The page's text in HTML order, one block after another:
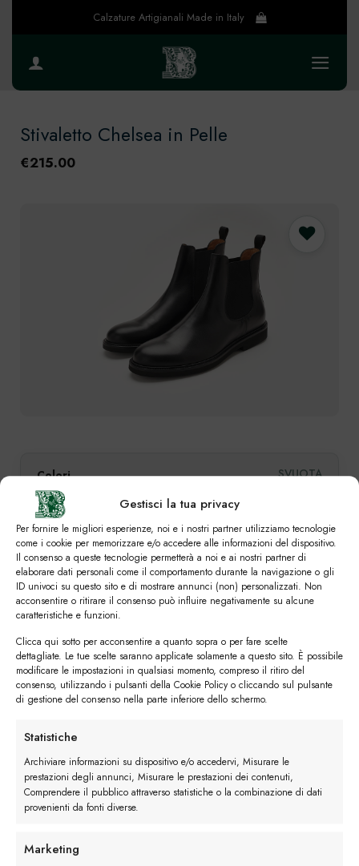
Gestisci la tua privacy
Per fornire le migliori esperienze, noi e i nostri partner utilizziamo tecnologie
come i cookie per memorizzare e/o accedere alle informazioni del dispositivo.
Il consenso a queste tecnologie permetterà a noi e ai nostri partner di
elaborare dati personali come il comportamento durante la navigazione o gli
ID univoci su questo sito e di mostrare annunci (non) personalizzati. Non
acconsentire o ritirare il consenso può influire negativamente su alcune
caratteristiche e funzioni.
Clicca qui sotto per acconsentire a quanto sopra o per fare scelte
dettagliate. Le tue scelte saranno applicate solamente a questo sito. È possibile
modificare le impostazioni in qualsiasi momento, compreso il ritiro del
consenso, utilizzando i pulsanti della Cookie Policy o cliccando sul pulsante
di gestione del consenso nella parte inferiore dello schermo.
Statistiche
Archiviare informazioni su dispositivo e/o accedervi, Misurare le
prestazioni degli annunci, Misurare le prestazioni dei contenuti,
Comprendere il pubblico attraverso statistiche o la combinazione di dati
provenienti da fonti diverse.
Marketing
Calzature Artigianali Made in Italy
Stivaletto Chelsea in Pelle
€215.00
Colori
Numero
39 39,5 40 40,5 41 41,5 42
46 46,5 47
SVUOTA
Stivaletto Chelsea in Pelle quantità
Ordina